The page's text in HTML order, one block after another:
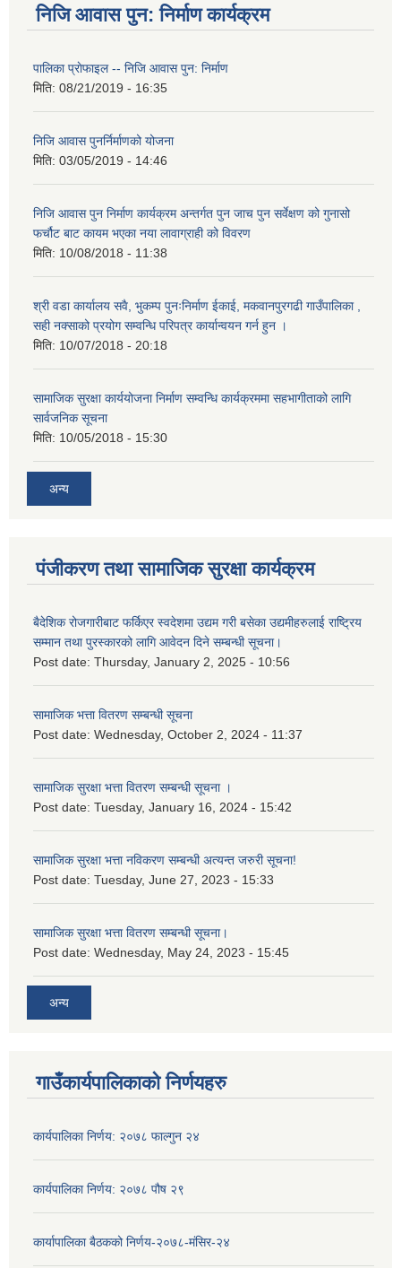
निजि आवास पुन: निर्माण कार्यक्रम
पालिका प्राेफाइल -- निजि आवास पुन: निर्माण
मिति: 08/21/2019 - 16:35
निजि आवास पुनर्निर्माणको योजना
मिति: 03/05/2019 - 14:46
निजि आवास पुन निर्माण कार्यक्रम अन्तर्गत पुन जाच पुन सर्वेक्षण को गुनासो
फर्चौट बाट कायम भएका नया लावाग्राही को विवरण
मिति: 10/08/2018 - 11:38
श्री वडा कार्यालय सवै, भुकम्प पुनःनिर्माण ईकाई, मकवानपुरगढी गाउँपालिका ,
सही नक्साको प्रयोग सम्वन्धि परिपत्र कार्यान्वयन गर्न हुन ।
मिति: 10/07/2018 - 20:18
सामाजिक सुरक्षा कार्ययोजना निर्माण सम्वन्धि कार्यक्रममा सहभागीताको लागि
सार्वजनिक सूचना
मिति: 10/05/2018 - 15:30
अन्य
पंजीकरण तथा सामाजिक सुरक्षा कार्यक्रम
बैदेशिक रोजगारीबाट फर्किएर स्वदेशमा उद्यम गरी बसेका उद्यमीहरुलाई राष्‍ट्रिय
सम्मान तथा पुरस्कारको लागि आवेदन दिने सम्बन्धी सूचना।
Post date: Thursday, January 2, 2025 - 10:56
सामाजिक भत्ता वितरण सम्बन्धी सूचना
Post date: Wednesday, October 2, 2024 - 11:37
सामाजिक सुरक्षा भत्ता वितरण सम्बन्धी सूचना ।
Post date: Tuesday, January 16, 2024 - 15:42
सामाजिक सुरक्षा भत्ता नविकरण सम्बन्धी अत्यन्त जरुरी सूचना!
Post date: Tuesday, June 27, 2023 - 15:33
सामाजिक सुरक्षा भत्ता वितरण सम्बन्धी सूचना।
Post date: Wednesday, May 24, 2023 - 15:45
अन्य
गाउँकार्यपालिकाको निर्णयहरु
कार्यपालिका निर्णय: २०७८ फाल्गुन २४
कार्यपालिका निर्णय: २०७८ पौष २९
कार्यापालिका बैठकको निर्णय-२०७८-मंसिर-२४